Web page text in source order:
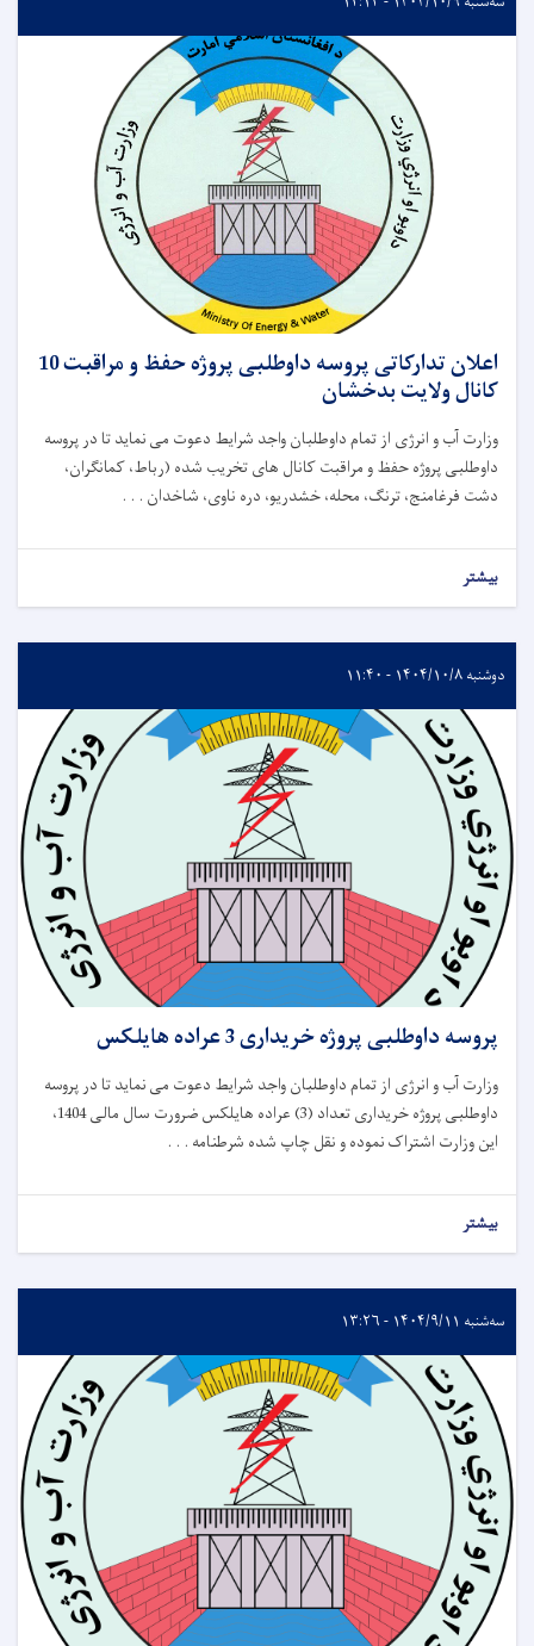
اعلان تدارکاتی پروسه داوطلبی پروژه حفظ و مراقبت 10
کانال ولایت بدخشان
وزارت آب و انرژی از تمام داوطلبان واجد شرایط دعوت می نماید تا در پروسه
داوطلبی پروژه حفظ و مراقبت کانال های تخریب شده (رباط، کمانګران،
دشت فرغامنج، ترنگ، محله، خشدریو، دره ناوی، شاخدان . . .
بیشتر
دوشنبه ۱۴۰۴/۱۰/۸ - ۱۱:۴۰
پروسه داوطلبی پروژه خریداری 3 عراده هایلکس
وزارت آب و انرژی از تمام داوطلبان واجد شرایط دعوت می نماید تا در پروسه
داوطلبی پروژه خریداری تعداد (3) عراده هایلکس ضرورت سال مالی 1404،
این وزارت اشتراک نموده و نقل چاپ شده شرطنامه . . .
بیشتر
سه‌شنبه ۱۴۰۴/۹/۱۱ - ۱۳:۲۶